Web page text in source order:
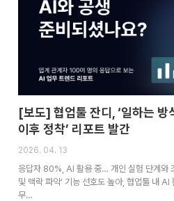
[보도] 협업툴 잔디, ‘일하는 방
이후 정착’ 리포트 발간
2026. 04. 13
응답자 80%, AI 활용 중… 개인 실험 단계와
및 맥락 파악’ 기능 선호도 높아, 협업툴 내 AI
무…